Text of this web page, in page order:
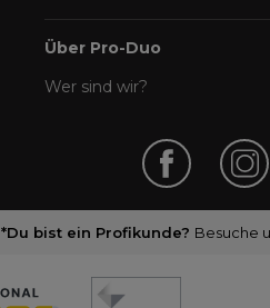
Über Pro-Duo
Wer sind wir?
*Du bist ein Profikunde? Besuche